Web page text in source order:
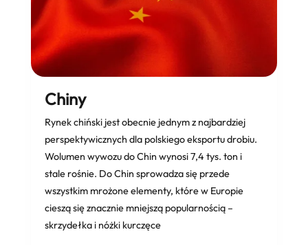
Chiny
Rynek chiński jest obecnie jednym z najbardziej
perspektywicznych dla polskiego eksportu drobiu.
Wolumen wywozu do Chin wynosi7,4 tys. ton i
stale rośnie. Do Chin sprowadza się przede
wszystkim mrożone elementy, które w Europie
cieszą się znacznie mniejszą popularnością –
skrzydełka i nóżki kurczęce